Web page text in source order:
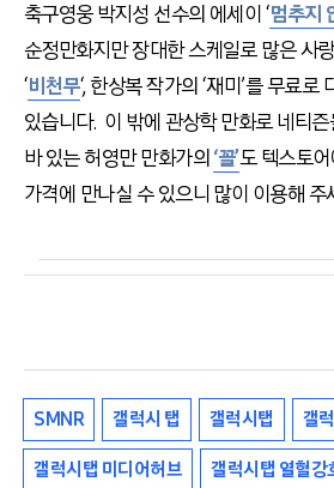
축구영웅 박지성 선수의 에세이 ‘멈추지
순정만화지만 장대한 스케일로 많은 사
‘비천무‘, 한상복 작가의 ‘재미’를 무료로
있습니다. 이 밖에 관상학 만화로 네티
바 있는 허영만 만화가의 ‘꼴’도 텍스토
가격에 만나실 수 있으니 많이 이용해 주
SMNR 갤럭시 탭 갤럭시탭 갤
갤럭시탭 미디어허브 갤럭시탭 열혈강